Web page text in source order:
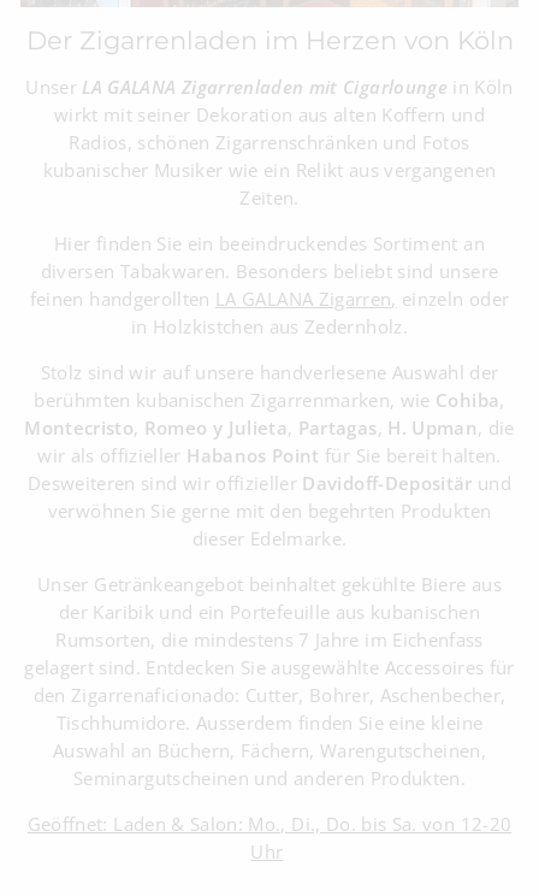
Der Zigarrenladen im Herzen von Köln
Unser LA GALANA Zigarrenladen mit Cigarlounge in Köln
wirkt mit seiner Dekoration aus alten Koffern und
Radios, schönen Zigarrenschränken und Fotos
kubanischer Musiker wie ein Relikt aus vergangenen
Zeiten.
Hier finden Sie ein beeindruckendes Sortiment an
diversen Tabakwaren. Besonders beliebt sind unsere
feinen handgerollten LA GALANA Zigarren, einzeln oder
in Holzkistchen aus Zedernholz.
Stolz sind wir auf unsere handverlesene Auswahl der
berühmten kubanischen Zigarrenmarken, wie Cohiba,
Montecristo, Romeo y Julieta, Partagas, H. Upman, die
wir als offizieller Habanos Point für Sie bereit halten.
Desweiteren sind wir offizieller Davidoff-Depositär und
verwöhnen Sie gerne mit den begehrten Produkten
dieser Edelmarke.
Unser Getränkeangebot beinhaltet gekühlte Biere aus
der Karibik und ein Portefeuille aus kubanischen
Rumsorten, die mindestens 7 Jahre im Eichenfass
gelagert sind. Entdecken Sie ausgewählte Accessoires für
den Zigarrenaficionado: Cutter, Bohrer, Aschenbecher,
Tischhumidore. Ausserdem finden Sie eine kleine
Auswahl an Büchern, Fächern, Warengutscheinen,
Seminargutscheinen und anderen Produkten.
Geöffnet: Laden & Salon: Mo., Di., Do. bis Sa. von 12-20
Uhr